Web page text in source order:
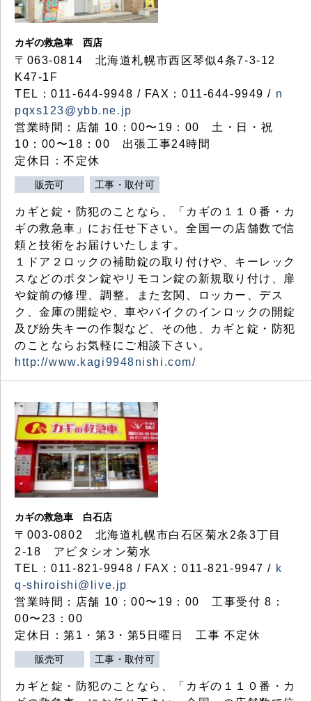
カギの救急車 西店
〒063-0814 北海道札幌市西区琴似4条7-3-12
K47-1F
TEL：011-644-9948 / FAX：011-644-9949 / n
pqxs123@ybb.ne.jp
営業時間：店舗 10：00〜19：00 土・日・祝
10：00〜18：00 出張工事24時間
定休日：不定休
販売可 工事・取付可
カギと錠・防犯のことなら、「カギの１１０番・カ
ギの救急車」にお任せ下さい。全国一の店舗数で信
頼と技術をお届けいたします。
１ドア２ロックの補助錠の取り付けや、キーレック
スなどのボタン錠やリモコン錠の新規取り付け、扉
や錠前の修理、調整。また玄関、ロッカー、デス
ク、金庫の開錠や、車やバイクのインロックの開錠
及び紛失キーの作製など、その他、カギと錠・防犯
のことならお気軽にご相談下さい。
http://www.kagi9948nishi.com/
カギの救急車 白石店
〒003-0802 北海道札幌市白石区菊水2条3丁目
2-18 アビタシオン菊水
TEL：011-821-9948 / FAX：011-821-9947 / k
q-shiroishi@live.jp
営業時間：店舗 10：00〜19：00 工事受付 8：
00〜23：00
定休日：第1・第3・第5日曜日 工事 不定休
販売可 工事・取付可
カギと錠・防犯のことなら、「カギの１１０番・カ